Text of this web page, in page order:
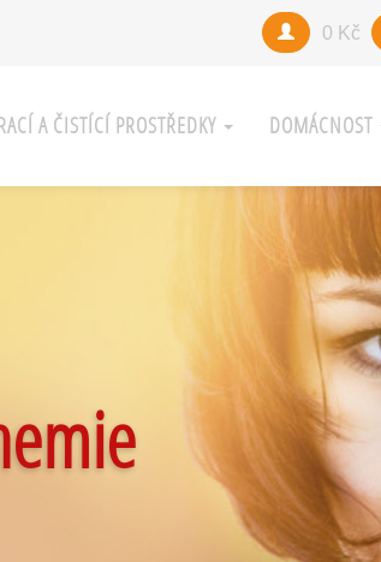
0 Kč
A ČISTÍCÍ PROSTŘEDKY DOMÁCNOST